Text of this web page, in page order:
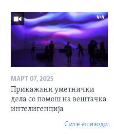
МАРТ 07, 2025
Прикажани уметнички
дела со помош на вештачка
интелигенција
Сите епизоди